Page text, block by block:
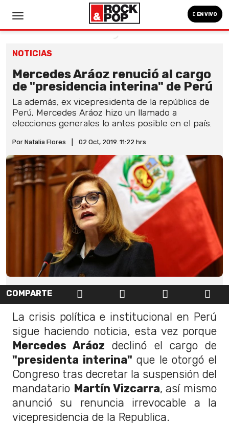
EN VIVO
NOTICIAS
Mercedes Aráoz renució al cargo
de "presidencia interina" de Perú
La además, ex vicepresidenta de la república de
Perú, Mercedes Aráoz hizo un llamado a
elecciones generales lo antes posible en el país.
Por Natalia Flores 02 Oct, 2019. 11:22 hrs
COMPARTE
La crisis política e institucional en Perú
sigue haciendo noticia, esta vez porque
Mercedes Aráoz declinó el cargo de
"presidenta interina" que le otorgó el
Congreso tras decretar la suspensión del
mandatario Martín Vizcarra, así mismo
anunció su renuncia irrevocable a la
vicepresidencia de la Republica.